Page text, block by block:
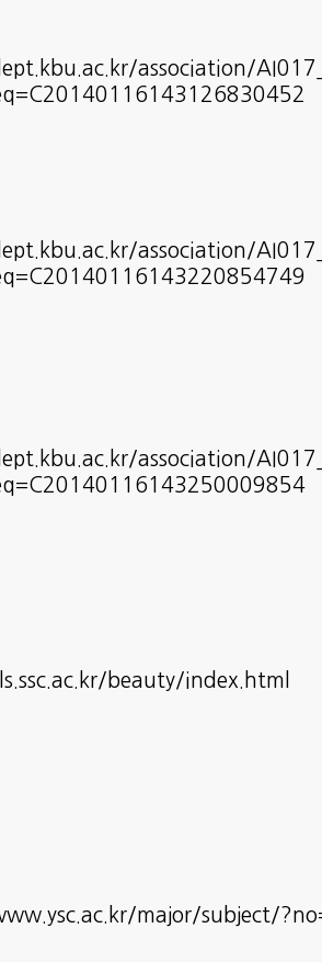
association/
association/
association/
beauty/index.html
major/subject/